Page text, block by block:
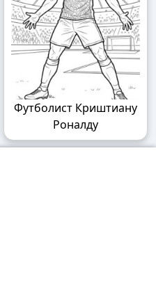
Футболист Криштиану
Роналду